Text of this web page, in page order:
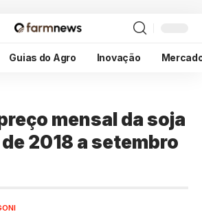
Guias do Agro Inovação
mensal da soja
2018 a setembro